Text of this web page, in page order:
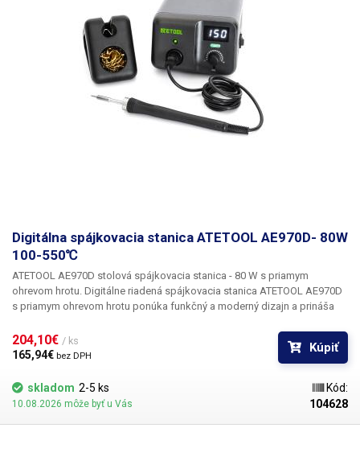
Digitálna spájkovacia stanica ATETOOL AE970D- 80W
100-550℃
ATETOOL AE970D stolová spájkovacia stanica - 80 W s priamym
ohrevom hrotu.
s priamym ohrevom hrotu ponúka funkčný a moderný dizajn a prináša
spájkovacích staníc, do nižšej cenovej kategórie. Hlavnou výhodou
stanice oproti konkurencii je
spájkovacie pero s priamym indukčným
. Stanica používa na
spájkovaniešpeciálne "aktívne" hroty typu T80
, tieto hroty už majú
integrovaný indukčný ohrev a teplotný senzor.to znamená, že okolo
hrotu je medená cievka, ktorá pomocou indukcie dokáže veľmi rýchlo
ohriať spájkovací hrot a vďaka teplotnému snímaču umiestnenému veľmi
204,10€ / ks
165,94€ bez DPH
Kúpiť
skladom 2-5 ks
10.08.2026 môže byť u Vás
Kód:
104628